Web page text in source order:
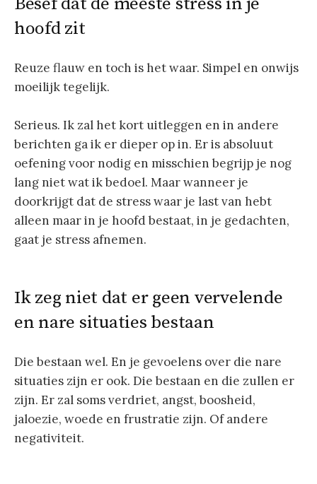
hoofd zit
Reuze flauw en toch is het waar. Simpel en onwijs
moeilijk tegelijk.
Serieus. Ik zal het kort uitleggen en in andere
berichten ga ik er dieper op in. Er is absoluut
oefening voor nodig en misschien begrijp je nog
lang niet wat ik bedoel. Maar wanneer je
doorkrijgt dat de stress waar je last van hebt
alleen maar in je hoofd bestaat, in je gedachten,
gaat je stress afnemen.
Ik zeg niet dat er geen vervelende
en nare situaties bestaan
Die bestaan wel. En je gevoelens over die nare
situaties zijn er ook. Die bestaan en die zullen er
zijn. Er zal soms verdriet, angst, boosheid,
jaloezie, woede en frustratie zijn. Of andere
negativiteit.